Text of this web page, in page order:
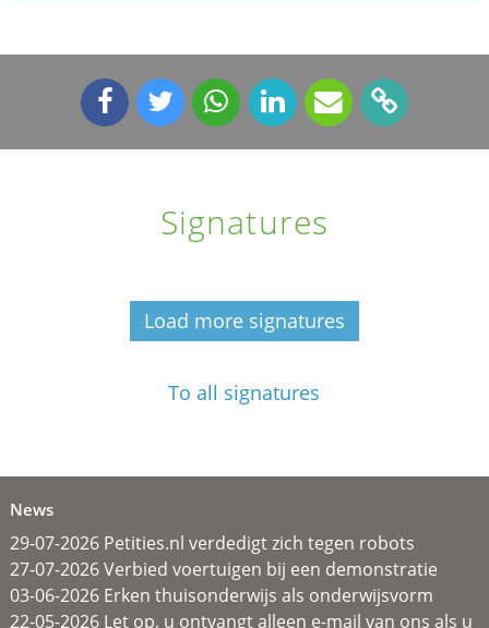
Signatures
Load more signatures
To all signatures
News
29-07-2026 Petities.nl verdedigt zich tegen robots
27-07-2026 Verbied voertuigen bij een demonstratie
03-06-2026 Erken thuisonderwijs als onderwijsvorm
22-05-2026 Let op, u ontvangt alleen e-mail van ons als u